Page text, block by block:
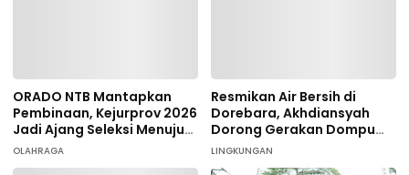
ORADO NTB Mantapkan
Pembinaan, Kejurprov 2026
Jadi Ajang Seleksi Menuju
Nasional
OLAHRAGA
Resmikan Air Bersih di
Dorebara, Akhdiansyah
Dorong Gerakan Dompu
Hijau
LINGKUNGAN